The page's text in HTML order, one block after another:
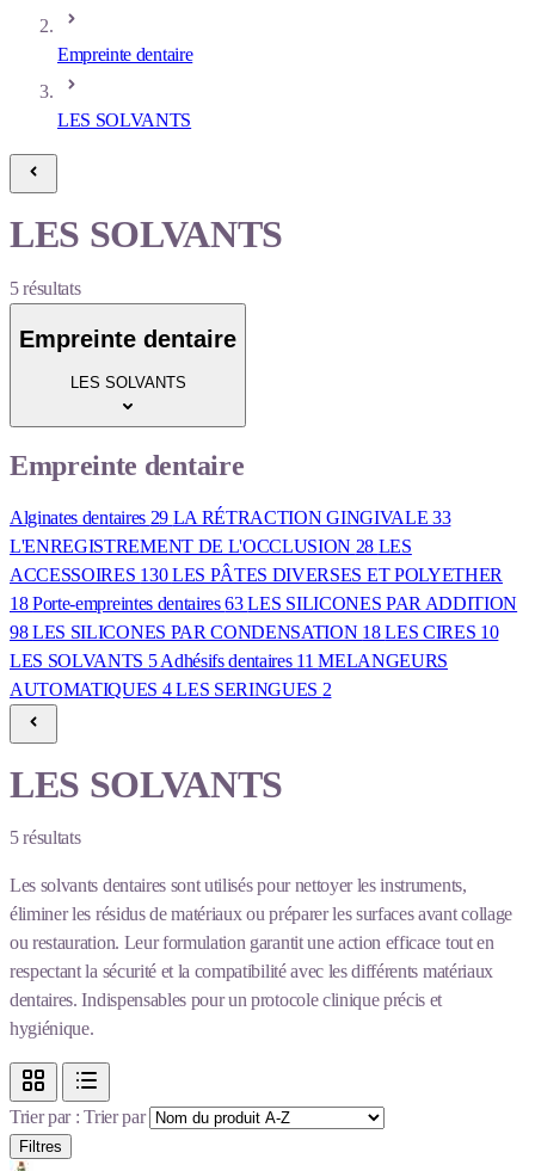
Empreinte dentaire
LES SOLVANTS
LES SOLVANTS
5résultats
Empreinte dentaire
LES SOLVANTS
Empreinte dentaire
Alginates dentaires 29 LA RÉTRACTION GINGIVALE 33
L'ENREGISTREMENT DE L'OCCLUSION 28 LES
ACCESSOIRES 130LES PÂTES DIVERSES ET POLYETHER
18Porte-empreintes dentaires63LES SILICONES PAR ADDITION
98LES SILICONES PAR CONDENSATION 18LES CIRES 10
LES SOLVANTS 5Adhésifs dentaires 11MELANGEURS
AUTOMATIQUES 4LES SERINGUES 2
LES SOLVANTS
5résultats
Les solvants dentaires sont utilisés pour nettoyer les instruments,
éliminer les résidus de matériaux ou préparer les surfaces avant collage
ou restauration. Leur formulation garantit une action efficace tout en
respectant la sécurité et la compatibilité avec les différents matériaux
dentaires. Indispensables pour un protocole clinique précis et
hygiénique.
Trier par :Trier par
Filtres